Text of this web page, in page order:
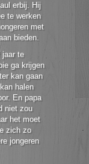
erbij. Hij
te werken
met
bieden.
jaar te
ga krijgen
kan gaan
halen
En papa
niet zou
het moet
zich zo
jongeren